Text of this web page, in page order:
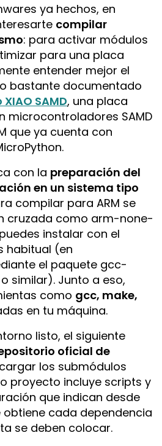
ya hechos, en
compilar
: para activar módulos
para una placa
entender mejor el
bastante documentado
SAMD, una placa
microcontroladores SAMD
que ya cuenta con
con la preparación del
en un sistema tipo
compilar para ARM se
cruzada como arm-none-
instalar con el
habitual (en
el paquete gcc-
o similar). Junto a eso,
como gcc, make,
en tu máquina.
listo, el siguiente
oficial de
los submódulos
proyecto incluye scripts y
que indican desde
cada dependencia
se deben colocar.